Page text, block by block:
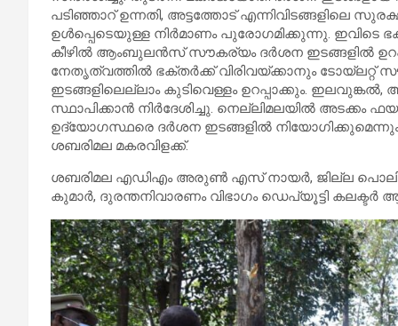
പടിഞ്ഞാറ് ഉന്നതി, അട്ടത്തോട് എന്നിവിടങ്ങളിലെ
ഉള്‍പ്പെടെയുള്ള നിര്‍മാണം പുരോഗമിക്കുന്നു. ഇവിടെ
കീഴില്‍ ആംബുലന്‍സ് സൗകര്യം ദര്‍ശന ഇടങ്ങളില്‍
നേതൃത്വത്തില്‍ ഭക്തര്‍ക്ക് വിരിവയ്ക്കാനും ടോയ്ലറ്റ്
ഇടങ്ങളിലെല്ലാം കുടിവെള്ളം ഉറപ്പാക്കും.
സ്ഥാപിക്കാന്‍ നിര്‍ദേശിച്ചു. നെല്ലിമലയില്‍ അടക്കം
ഉദ്യോഗസ്ഥരെ ദര്‍ശന ഇടങ്ങളില്‍ നിയോഗിക്കുമെന്നും
ശബരിമല മകരവിളക്ക്.
ശബരിമല എഡിഎം അരുണ്‍ എസ് നായര്‍, ജില്ല
കുമാര്‍, ദുരന്തനിവാരണം വിഭാഗം ഡെപ്യൂട്ടി